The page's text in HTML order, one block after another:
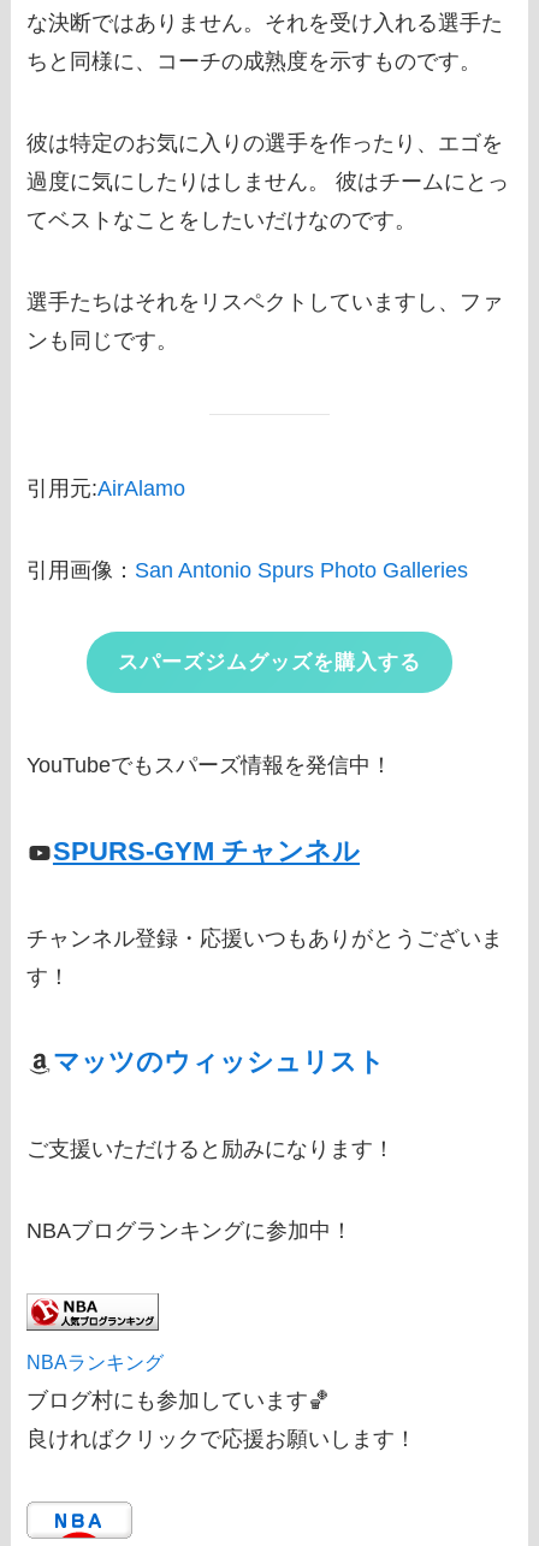
な決断ではありません。それを受け入れる選手た
ちと同様に、コーチの成熟度を示すものです。
彼は特定のお気に入りの選手を作ったり、エゴを
過度に気にしたりはしません。 彼はチームにとっ
てベストなことをしたいだけなのです。
選手たちはそれをリスペクトしていますし、ファ
ンも同じです。
引用元:AirAlamo
引用画像： San Antonio Spurs Photo Galleries
スパーズジムグッズを購入する
YouTubeでもスパーズ情報を発信中！
SPURS-GYM チャンネル
チャンネル登録・応援いつもありがとうございま
す！
マッツのウィッシュリスト
ご支援いただけると励みになります！
NBAブログランキングに参加中！
NBAランキング
ブログ村にも参加しています🏀
良ければクリックで応援お願いします！